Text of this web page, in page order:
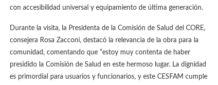
con accesibilidad universal y equipamiento de última generación.
Durante la visita, la Presidenta de la Comisión de Salud del CORE,
consejera Rosa Zacconi, destacó la relevancia de la obra para la
comunidad, comentando que “estoy muy contenta de haber
presidido la Comisión de Salud en este hermoso lugar. La dignidad
es primordial para usuarios y funcionarios, y este CESFAM cumple